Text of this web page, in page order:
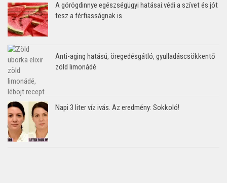
A görögdinnye egészségügyi hatásai:védi a szívet és jót
tesz a férfiasságnak is
Anti-aging hatású, öregedésgátló, gyulladáscsökkentő
zöld limonádé
Napi 3 liter víz ivás. Az eredmény: Sokkoló!